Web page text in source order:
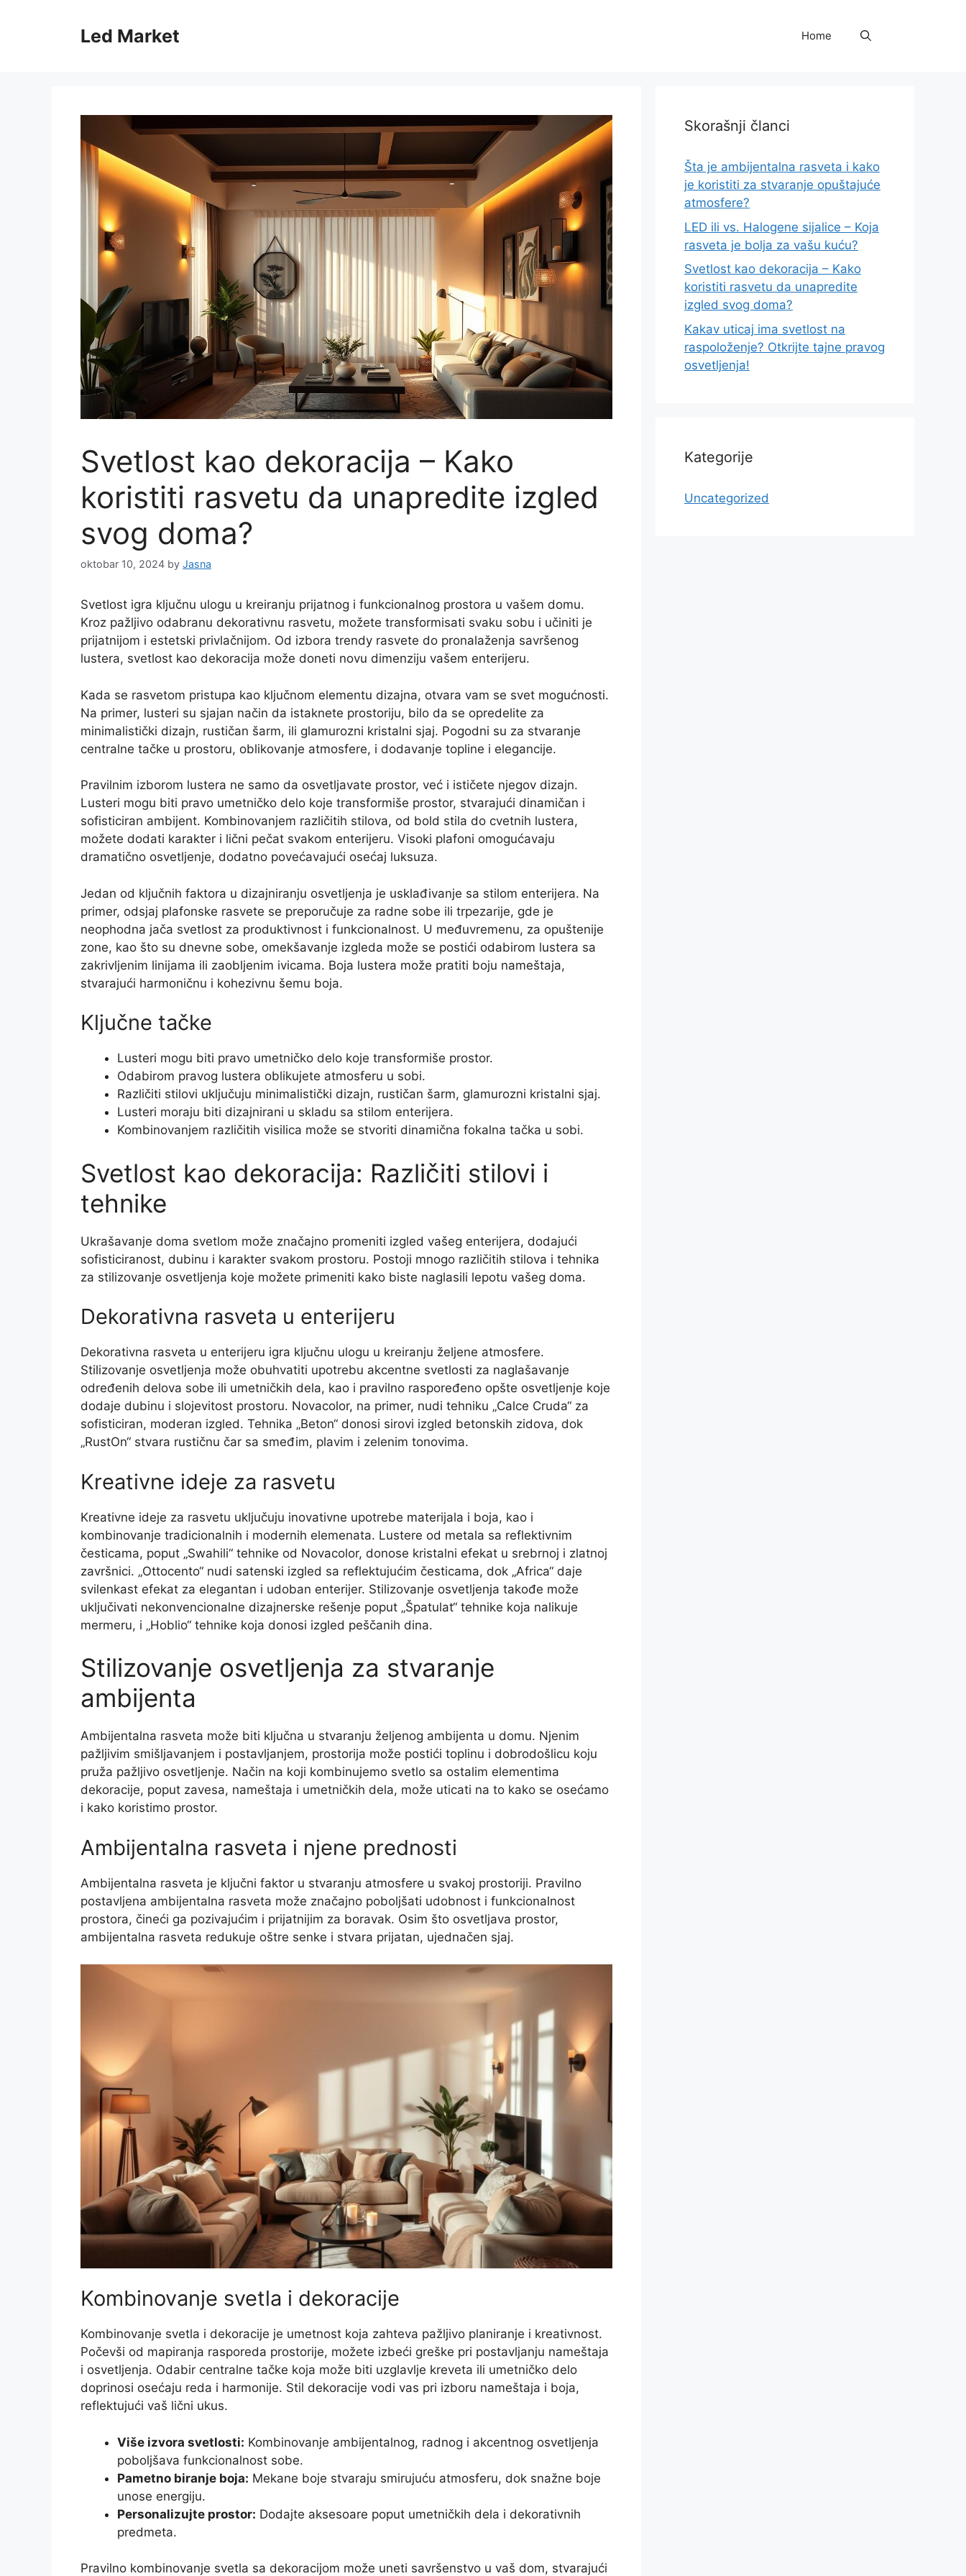
Led Market Home
Svetlost kao dekoracija – Kako
koristiti rasvetu da unapredite izgled
svog doma?
oktobar 10, 2024 by Jasna
Svetlost igra ključnu ulogu u kreiranju prijatnog i funkcionalnog prostora u vašem domu.
Kroz pažljivo odabranu dekorativnu rasvetu, možete transformisati svaku sobu i učiniti je
prijatnijom i estetski privlačnijom. Od izbora trendy rasvete do pronalaženja savršenog
lustera, svetlost kao dekoracija može doneti novu dimenziju vašem enterijeru.
Kada se rasvetom pristupa kao ključnom elementu dizajna, otvara vam se svet mogućnosti.
Na primer, lusteri su sjajan način da istaknete prostoriju, bilo da se opredelite za
minimalistički dizajn, rustičan šarm, ili glamurozni kristalni sjaj. Pogodni su za stvaranje
centralne tačke u prostoru, oblikovanje atmosfere, i dodavanje topline i elegancije.
Pravilnim izborom lustera ne samo da osvetljavate prostor, već i ističete njegov dizajn.
Lusteri mogu biti pravo umetničko delo koje transformiše prostor, stvarajući dinamičan i
sofisticiran ambijent. Kombinovanjem različitih stilova, od bold stila do cvetnih lustera,
možete dodati karakter i lični pečat svakom enterijeru. Visoki plafoni omogućavaju
dramatično osvetljenje, dodatno povećavajući osećaj luksuza.
Jedan od ključnih faktora u dizajniranju osvetljenja je usklađivanje sa stilom enterijera. Na
primer, odsjaj plafonske rasvete se preporučuje za radne sobe ili trpezarije, gde je
neophodna jača svetlost za produktivnost i funkcionalnost. U međuvremenu, za opuštenije
zone, kao što su dnevne sobe, omekšavanje izgleda može se postići odabirom lustera sa
zakrivljenim linijama ili zaobljenim ivicama. Boja lustera može pratiti boju nameštaja,
stvarajući harmoničnu i kohezivnu šemu boja.
Ključne tačke
Lusteri mogu biti pravo umetničko delo koje transformiše prostor.
Odabirom pravog lustera oblikujete atmosferu u sobi.
Različiti stilovi uključuju minimalistički dizajn, rustičan šarm, glamurozni kristalni sjaj.
Lusteri moraju biti dizajnirani u skladu sa stilom enterijera.
Kombinovanjem različitih visilica može se stvoriti dinamična fokalna tačka u sobi.
Svetlost kao dekoracija: Različiti stilovi i
tehnike
Ukrašavanje doma svetlom može značajno promeniti izgled vašeg enterijera, dodajući
sofisticiranost, dubinu i karakter svakom prostoru. Postoji mnogo različitih stilova i tehnika
za stilizovanje osvetljenja koje možete primeniti kako biste naglasili lepotu vašeg doma.
Dekorativna rasveta u enterijeru
Dekorativna rasveta u enterijeru igra ključnu ulogu u kreiranju željene atmosfere.
Stilizovanje osvetljenja može obuhvatiti upotrebu akcentne svetlosti za naglašavanje
određenih delova sobe ili umetničkih dela, kao i pravilno raspoređeno opšte osvetljenje koje
dodaje dubinu i slojevitost prostoru. Novacolor, na primer, nudi tehniku „Calce Cruda“ za
sofisticiran, moderan izgled. Tehnika „Beton“ donosi sirovi izgled betonskih zidova, dok
„RustOn“ stvara rustičnu čar sa smeđim, plavim i zelenim tonovima.
Kreativne ideje za rasvetu
Kreativne ideje za rasvetu uključuju inovativne upotrebe materijala i boja, kao i
kombinovanje tradicionalnih i modernih elemenata. Lustere od metala sa reflektivnim
česticama, poput „Swahili“ tehnike od Novacolor, donose kristalni efekat u srebrnoj i zlatnoj
završnici. „Ottocento“ nudi satenski izgled sa reflektujućim česticama, dok „Africa“ daje
svilenkast efekat za elegantan i udoban enterijer. Stilizovanje osvetljenja takođe može
uključivati nekonvencionalne dizajnerske rešenje poput „Špatulat“ tehnike koja nalikuje
mermeru, i „Hoblio“ tehnike koja donosi izgled peščanih dina.
Stilizovanje osvetljenja za stvaranje
ambijenta
Ambijentalna rasveta može biti ključna u stvaranju željenog ambijenta u domu. Njenim
pažljivim smišljavanjem i postavljanjem, prostorija može postići toplinu i dobrodošlicu koju
pruža pažljivo osvetljenje. Način na koji kombinujemo svetlo sa ostalim elementima
dekoracije, poput zavesa, nameštaja i umetničkih dela, može uticati na to kako se osećamo
i kako koristimo prostor.
Ambijentalna rasveta i njene prednosti
Ambijentalna rasveta je ključni faktor u stvaranju atmosfere u svakoj prostoriji. Pravilno
postavljena ambijentalna rasveta može značajno poboljšati udobnost i funkcionalnost
prostora, čineći ga pozivajućim i prijatnijim za boravak. Osim što osvetljava prostor,
ambijentalna rasveta redukuje oštre senke i stvara prijatan, ujednačen sjaj.
Kombinovanje svetla i dekoracije
Kombinovanje svetla i dekoracije je umetnost koja zahteva pažljivo planiranje i kreativnost.
Počevši od mapiranja rasporeda prostorije, možete izbeći greške pri postavljanju nameštaja
i osvetljenja. Odabir centralne tačke koja može biti uzglavlje kreveta ili umetničko delo
doprinosi osećaju reda i harmonije. Stil dekoracije vodi vas pri izboru nameštaja i boja,
reflektujući vaš lični ukus.
Više izvora svetlosti: Kombinovanje ambijentalnog, radnog i akcentnog osvetljenja
poboljšava funkcionalnost sobe.
Pametno biranje boja: Mekane boje stvaraju smirujuću atmosferu, dok snažne boje
unose energiju.
Personalizujte prostor: Dodajte aksesoare poput umetničkih dela i dekorativnih
predmeta.
Pravilno kombinovanje svetla sa dekoracijom može uneti savršenstvo u vaš dom, stvarajući
Skorašnji članci
Šta je ambijentalna rasveta i kako
je koristiti za stvaranje opuštajuće
atmosfere?
LED ili vs. Halogene sijalice – Koja
rasveta je bolja za vašu kuću?
Svetlost kao dekoracija – Kako
koristiti rasvetu da unapredite
izgled svog doma?
Kakav uticaj ima svetlost na
raspoloženje? Otkrijte tajne pravog
osvetljenja!
Kategorije
Uncategorized